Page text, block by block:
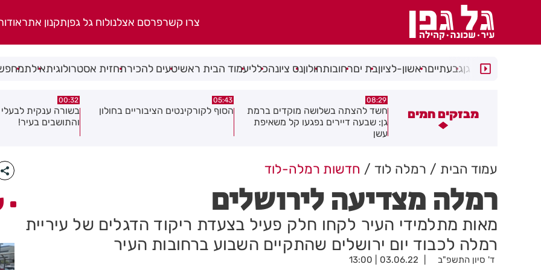
צרו קשרפרסם אצלנולוח גל גפןתקנון אתר
רמת גןגבעתייםראשון-לציוןבת יםרחובותחולוןנס ציונהכלליעמוד הבית ראשיטעים להכירתחזית אסטרולוגיתאילת
מבזקים חמים
חשד להצתה בשלושה מוקדים ברמת
גן: שבעה דיירים נפגעו קל משאיפת
05:43
הסוף לקורקינטים הציבוריים בחולון
00:32
בשורה ענקית לבעלי העסקים
06.08.26
תושב בת ים נעצר
של צעירה בת 18
עמוד הבית רמלה לוד חדשות רמלה-לוד
רמלה מצדיעה לירושלים
מאות מתלמידי העיר לקחו חלק פעיל בצעדת ריקוד הדגלים של עיריית
רמלה לכבוד יום ירושלים שהתקיים השבוע ברחובות העיר
ד' סיון התשפ"ב 03.06.22 | 13:00